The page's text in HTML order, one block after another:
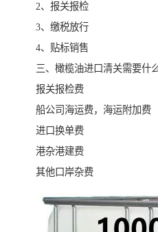
2、报关报检
3、缴税放行
4、贴标销售
三、橄榄油进口清关需要什
报关报检费
船公司海运费，海运附加费
进口换单费
港杂港建费
其他口岸杂费